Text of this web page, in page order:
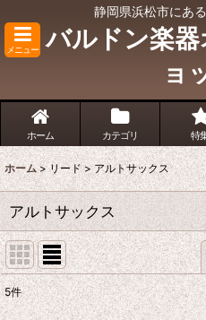
静岡県浜松市にあ
メニュー
バルドン楽
ョ
ホーム カテゴリ 特
ホーム > リード > アルトサックス
アルトサックス
表示数:
5件